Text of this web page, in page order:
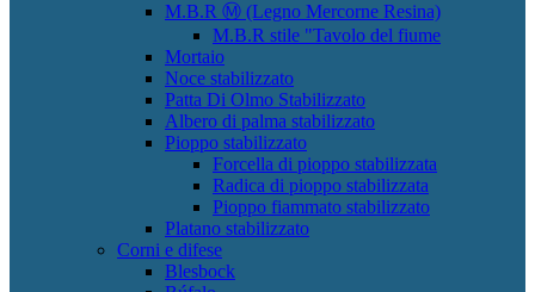
M.B.R Ⓜ (Legno Mercorne Resina)
M.B.R stile "Tavolo del fiume
Mortaio
Noce stabilizzato
Patta Di Olmo Stabilizzato
Albero di palma stabilizzato
Pioppo stabilizzato
Forcella di pioppo stabilizzata
Radica di pioppo stabilizzata
Pioppo fiammato stabilizzato
Platano stabilizzato
Corni e difese
Blesbock